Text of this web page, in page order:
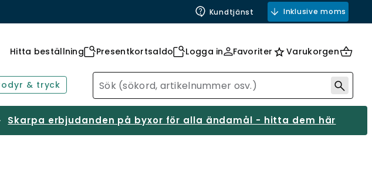
Kundtjänst Inklusive moms
Hitta beställning Presentkortsaldo Logga in Favoriter Varukorgen
& tryck
Skarpa erbjudanden på byxor för alla ändamål - hitta dem här